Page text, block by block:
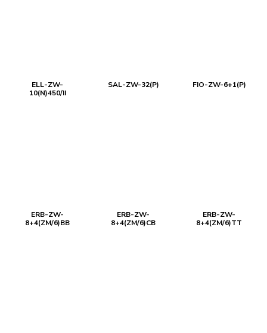
ELL-ZW-
10(N)450/II
SAL-ZW-32(P) FIO-ZW-6+1(P)
ERB-ZW-
8+4(ZM/6)BB
ERB-ZW-
8+4(ZM/6)CB
ERB-ZW-
8+4(ZM/6)TT